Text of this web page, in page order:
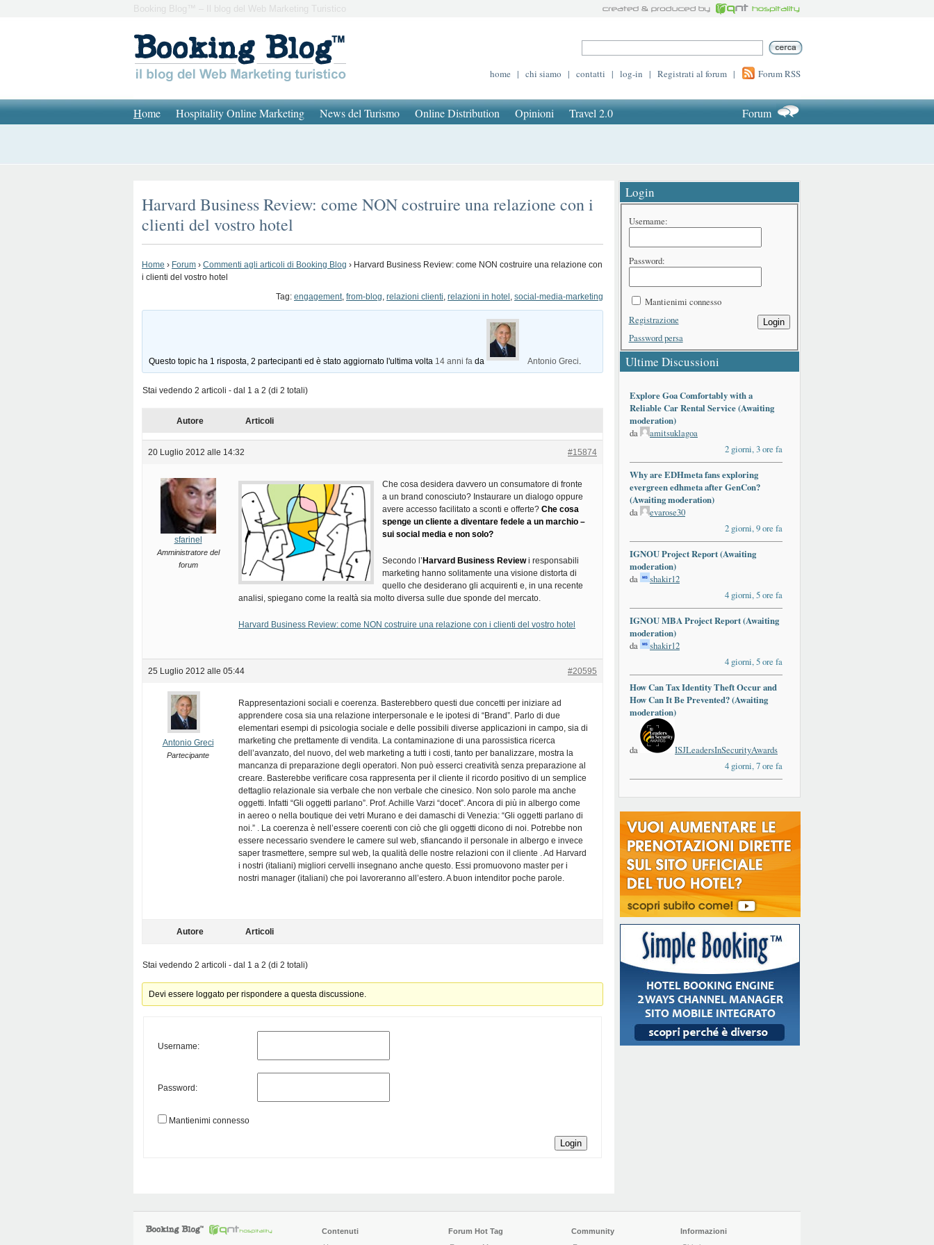
Booking Blog™ – Il blog del Web Marketing Turistico
home | chi siamo | contatti | log-in | Registrati al forum | Forum RSS
Home Hospitality Online Marketing News del Turismo Online Distribution Opinioni Travel 2.0 Forum
Harvard Business Review: come NON costruire una relazione con i
clienti del vostro hotel
Home › Forum › Commenti agli articoli di Booking Blog › Harvard Business Review: come NON costruire una relazione con
i clienti del vostro hotel
Tag: engagement, from-blog, relazioni clienti, relazioni in hotel , social-media-marketing
Questo topic ha 1 risposta, 2 partecipanti ed è stato aggiornato l'ultima volta 14 anni fa da Antonio Greci.
Stai vedendo 2 articoli - dal 1 a 2 (di 2 totali)
Autore Articoli
20 Luglio 2012 alle 14:32 #15874
sfarinel
Amministratore del
forum
Che cosa desidera davvero un consumatore di fronte
a un brand conosciuto? Instaurare un dialogo oppure
avere accesso facilitato a sconti e offerte? Che cosa
spenge un cliente a diventare fedele a un marchio –
sui social media e non solo?
Secondo l’ Harvard Business Reviewi responsabili
marketing hanno solitamente una visione distorta di
quello che desiderano gli acquirenti e, in una recente
analisi, spiegano come la realtà sia molto diversa sulle due sponde del mercato.
Harvard Business Review: come NON costruire una relazione con i clienti del vostro hotel
25 Luglio 2012 alle 05:44 #20595
Antonio Greci
Partecipante
Rappresentazioni sociali e coerenza. Basterebbero questi due concetti per iniziare ad
apprendere cosa sia una relazione interpersonale e le ipotesi di “Brand”. Parlo di due
elementari esempi di psicologia sociale e delle possibili diverse applicazioni in campo, sia di
marketing che prettamente di vendita. La contaminazione di una parossistica ricerca
dell’avanzato, del nuovo, del web marketing a tutti i costi, tanto per banalizzare, mostra la
mancanza di preparazione degli operatori. Non può esserci creatività senza preparazione al
creare. Basterebbe verificare cosa rappresenta per il cliente il ricordo positivo di un semplice
dettaglio relazionale sia verbale che non verbale che cinesico. Non solo parole ma anche
oggetti. Infatti “Gli oggetti parlano”. Prof. Achille Varzi “docet”. Ancora di più in albergo come
in aereo o nella boutique dei vetri Murano e dei damaschi di Venezia: “Gli oggetti parlano di
noi.” . La coerenza è nell’essere coerenti con ciò che gli oggetti dicono di noi. Potrebbe non
essere necessario svendere le camere sul web, sfiancando il personale in albergo e invece
saper trasmettere, sempre sul web, la qualità delle nostre relazioni con il cliente . Ad Harvard
i nostri (italiani) migliori cervelli insegnano anche questo. Essi promuovono master per i
nostri manager (italiani) che poi lavoreranno all’estero. A buon intenditor poche parole.
Autore Articoli
Stai vedendo 2 articoli - dal 1 a 2 (di 2 totali)
Devi essere loggato per rispondere a questa discussione.
Username:
Password:
Mantienimi connesso
Login
Login
Username:
Password:
Mantienimi connesso
Login
Registrazione
Password persa
Ultime Discussioni
Explore Goa Comfortably with a
Reliable Car Rental Service (Awaiting
moderation)
da
amitsuklagoa
2 giorni, 3 ore fa
Why are EDHmeta fans exploring
evergreen edhmeta after GenCon?
(Awaiting moderation)
da
evarose30
2 giorni, 9 ore fa
IGNOU Project Report (Awaiting
moderation)
da
shakir12
4 giorni, 5 ore fa
IGNOU MBA Project Report (Awaiting
moderation)
da
shakir12
4 giorni, 5 ore fa
How Can Tax Identity Theft Occur and
How Can It Be Prevented? (Awaiting
moderation)
da
ISJLeadersInSecurityAwards
4 giorni, 7 ore fa
Contenuti
Forum Hot Tag
Community
Informazioni